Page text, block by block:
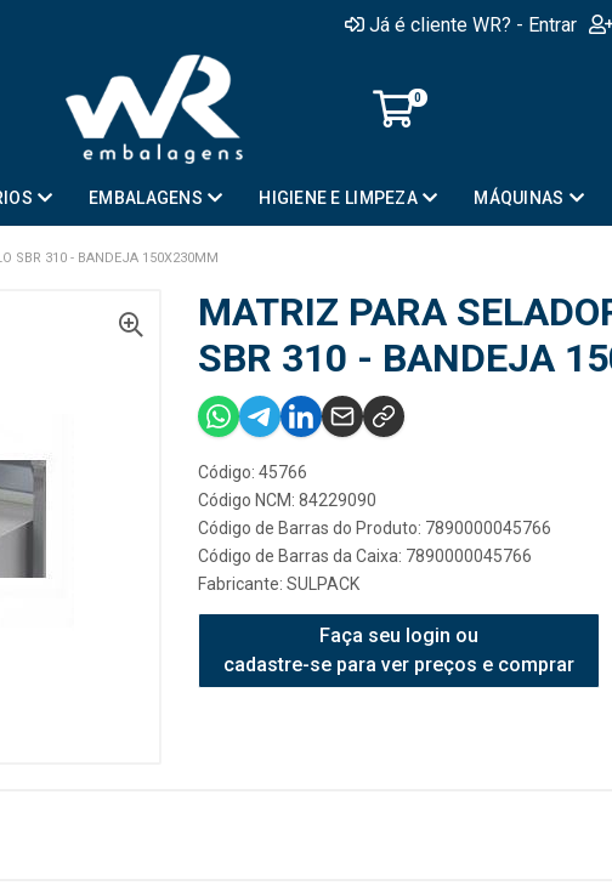
Já é cliente WR? - Entrar
0
EMBALAGENS HIGIENE E LIMPEZA MÁQUINAS
SBR 310 - BANDEJA 150X230MM
MATRIZ PARA
SBR 310 - BANDEJA
Código: 45766
Código NCM: 84229090
Código de Barras do Produto: 7890000045766
Código de Barras da Caixa: 7890000045766
Fabricante: SULPACK
Faça seu login ou
cadastre-se para ver preços e comprar